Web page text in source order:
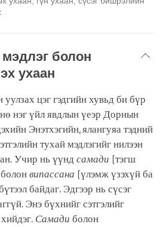
болон
ухаан
цэг гэдгийн хувьд би бүр
нэг үйл явдлын үеэр Дорнын
Энэтхэгийн, ялангуяа тэдний
тухай мэдлэгийг нилээн
Учир нь үүнд самади [тэгш
болон випассана [үлэмж үзэхүй ба
байдаг. Эдгээр нь сүсэг
Энэ бүхнийг сэтгэлийг
Самади болон